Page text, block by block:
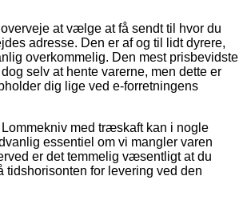
at vælge at få sendt til hvor du
adresse. Den er af og til lidt dyrere,
overkommelig. Den mest prisbevidste
selv at hente varerne, men dette er
dig lige ved e-forretningens
med træskaft kan i nogle
essentiel om vi mangler varen
er det temmelig væsentligt at du
tidshorisonten for levering ved den